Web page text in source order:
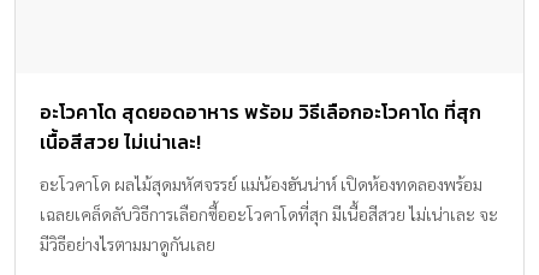
อะโวคาโด สุดยอดอาหาร พร้อม วิธีเลือกอะโวคาโด ที่สุก
เนื้อสีสวย ไม่เน่าเละ!
อะโวคาโด ผลไม้สุดมหัศจรรย์ แม่น้องฮันน่าห์ เปิดห้องทดลองพร้อม
เฉลยเคล็ดลับวิธีการเลือกซื้ออะโวคาโดที่สุก มีเนื้อสีสวย ไม่เน่าเละ จะ
มีวิธีอย่างไรตามมาดูกันเลย